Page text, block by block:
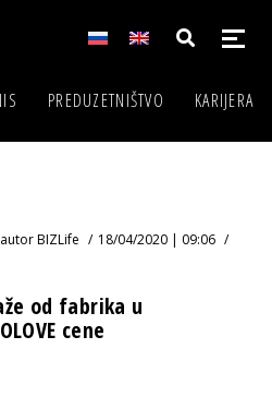
PREDUZETNIŠTVO KARIJERA
autorBIZLife
18/04/2020 | 09:06
od fabrika u
cene